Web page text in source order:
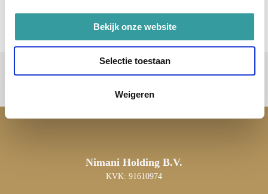
Bekijk onze website
Selectie toestaan
Weigeren
Nimani Holding B.V.
KVK: 91610974